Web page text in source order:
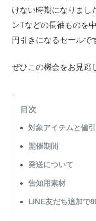
けない時期になりまし
ンTなどの長袖ものを
円引きになるセールで
ぜひこの機会をお見逃
目次
対象アイテムと値
開催期間
発送について
告知用素材
LINE友だち追加で